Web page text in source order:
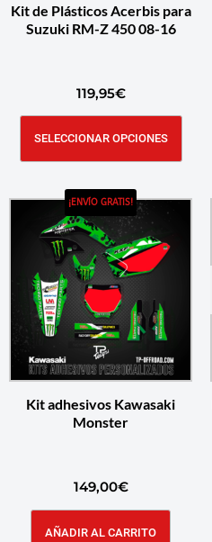
Kit de Plásticos Acerbis para
Suzuki RM-Z 450 08-16
119,95€
SELECCIONAR OPCIONES
¡ENVÍO GRATIS!
Kit adhesivos Kawasaki
Monster
149,00€
AÑADIR AL CARRITO